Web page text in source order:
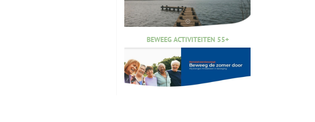
BEWEEG ACTIVITEITEN 55+